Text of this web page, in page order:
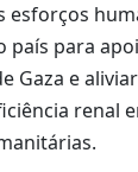
esforços
país para
Gaza e
renal